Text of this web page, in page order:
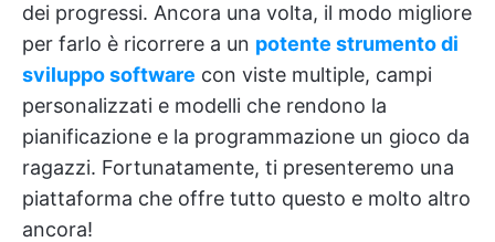
dei progressi. Ancora una volta, il modo migliore
per farlo è ricorrere a un potente strumento di
sviluppo software con viste multiple, campi
personalizzati e modelli che rendono la
pianificazione e la programmazione un gioco da
ragazzi. Fortunatamente, ti presenteremo una
piattaforma che offre tutto questo e molto altro
ancora!